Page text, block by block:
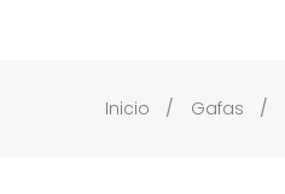
Inicio Gafas